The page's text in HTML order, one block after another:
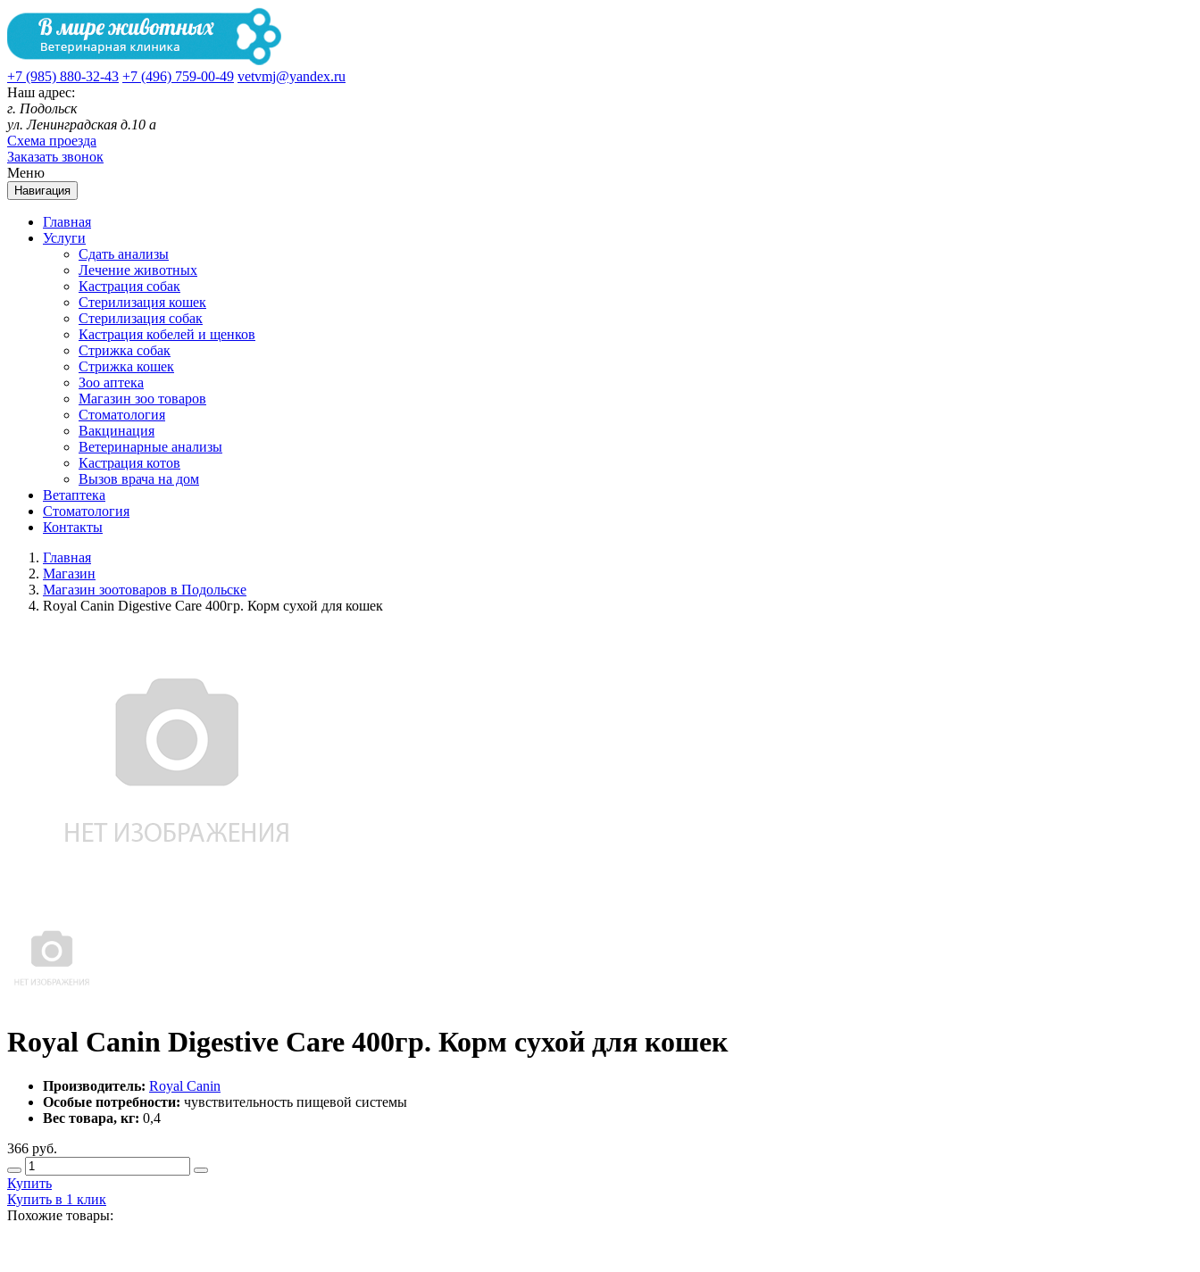
+7 (985) 880-32-43 +7 (496) 759-00-49 vetvmj@yandex.ru
Наш адрес:
г. Подольск
ул. Ленинградская д.10 а
Схема проезда
Заказать звонок
Меню
Навигация
Главная
Услуги
Сдать анализы
Лечение животных
Кастрация собак
Стерилизация кошек
Стерилизация собак
Кастрация кобелей и щенков
Стрижка собак
Стрижка кошек
Зоо аптека
Магазин зоо товаров
Стоматология
Вакцинация
Ветеринарные анализы
Кастрация котов
Вызов врача на дом
Ветаптека
Стоматология
Контакты
Главная
Магазин
Магазин зоотоваров в Подольске
Royal Canin Digestive Care 400гр. Корм сухой для кошек
Royal Canin Digestive Care 400гр. Корм сухой для кошек
Производитель: Royal Canin
Особые потребности: чувствительность пищевой системы
Вес товара, кг: 0,4
366 руб.
Купить
Купить в 1 клик
Похожие товары: